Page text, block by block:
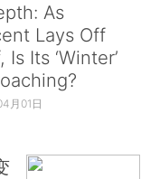
As
Lays Off
Is Its ‘Winter’
月01日